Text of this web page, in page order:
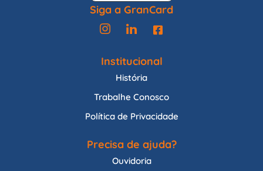
Siga a GranCard
Institucional
História
Trabalhe Conosco
Política de Privacidade
Precisa de ajuda?
Ouvidoria